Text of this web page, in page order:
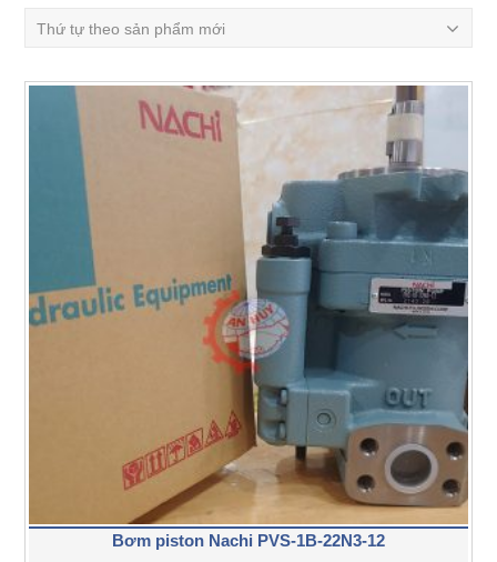
Thứ tự theo sản phẩm mới
Bơm piston Nachi PVS-1B-22N3-12